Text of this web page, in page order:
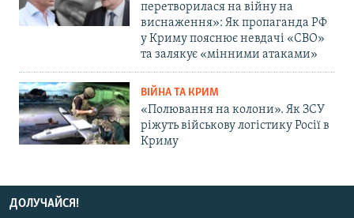
перетворилася на війну на
виснаження»: Як пропаганда РФ
у Криму пояснює невдачі «СВО»
та залякує «мінними атаками»
ВІЙНА ТА КРИМ
«Полювання на колони». Як ЗСУ
ріжуть військову логістику Росії в
Криму
ДОЛУЧАЙСЯ!